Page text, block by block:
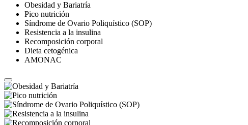
Obesidad y Bariatría
Pico nutrición
Síndrome de Ovario Poliquístico (SOP)
Resistencia a la insulina
Recomposición corporal
Dieta cetogénica
AMONAC